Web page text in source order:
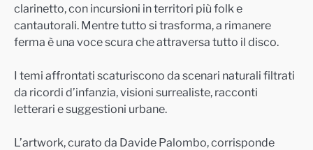
clarinetto, con incursioni in territori più folk e
cantautorali. Mentre tutto si trasforma, a rimanere
ferma è una voce scura che attraversa tutto il disco.
I temi affrontati scaturiscono da scenari naturali filtrati
da ricordi d’infanzia, visioni surrealiste, racconti
letterari e suggestioni urbane.
L’artwork, curato da Davide Palombo, corrisponde